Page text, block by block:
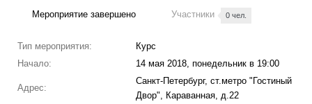
Мероприятие завершено Участники 0 чел.
Тип мероприятия:
Курс
Начало:
14 мая 2018, понедельник в 19:00
Адрес:
Санкт-Петербург, ст.метро "Гостиный
Двор", Караванная, д.22